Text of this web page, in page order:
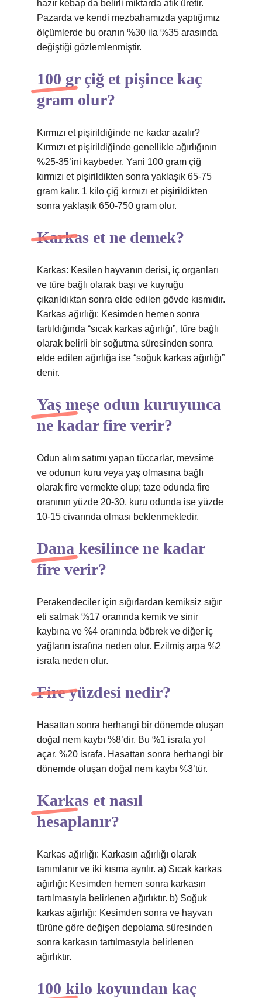
hazır kebap da belirli miktarda atık üretir.
Pazarda ve kendi mezbahamızda yaptığımız
ölçümlerde bu oranın %30 ila %35 arasında
değiştiği gözlemlenmiştir.
100 gr çiğ et pişince kaç
gram olur?
Kırmızı et pişirildiğinde ne kadar azalır?
Kırmızı et pişirildiğinde genellikle ağırlığının
%25-35’ini kaybeder. Yani 100 gram çiğ
kırmızı et pişirildikten sonra yaklaşık 65-75
gram kalır. 1 kilo çiğ kırmızı et pişirildikten
sonra yaklaşık 650-750 gram olur.
Karkas et ne demek?
Karkas: Kesilen hayvanın derisi, iç organları
ve türe bağlı olarak başı ve kuyruğu
çıkarıldıktan sonra elde edilen gövde kısmıdır.
Karkas ağırlığı: Kesimden hemen sonra
tartıldığında “sıcak karkas ağırlığı”, türe bağlı
olarak belirli bir soğutma süresinden sonra
elde edilen ağırlığa ise “soğuk karkas ağırlığı”
denir.
Yaş meşe odun kuruyunca
ne kadar fire verir?
Odun alım satımı yapan tüccarlar, mevsime
ve odunun kuru veya yaş olmasına bağlı
olarak fire vermekte olup; taze odunda fire
oranının yüzde 20-30, kuru odunda ise yüzde
10-15 civarında olması beklenmektedir.
Dana kesilince ne kadar
fire verir?
Perakendeciler için sığırlardan kemiksiz sığır
eti satmak %17 oranında kemik ve sinir
kaybına ve %4 oranında böbrek ve diğer iç
yağların israfına neden olur. Ezilmiş arpa %2
israfa neden olur.
Fire yüzdesi nedir?
Hasattan sonra herhangi bir dönemde oluşan
doğal nem kaybı %8’dir. Bu %1 israfa yol
açar. %20 israfa. Hasattan sonra herhangi bir
dönemde oluşan doğal nem kaybı %3’tür.
Karkas et nasıl
hesaplanır?
Karkas ağırlığı: Karkasın ağırlığı olarak
tanımlanır ve iki kısma ayrılır. a) Sıcak karkas
ağırlığı: Kesimden hemen sonra karkasın
tartılmasıyla belirlenen ağırlıktır. b) Soğuk
karkas ağırlığı: Kesimden sonra ve hayvan
türüne göre değişen depolama süresinden
sonra karkasın tartılmasıyla belirlenen
ağırlıktır.
100 kilo koyundan kaç